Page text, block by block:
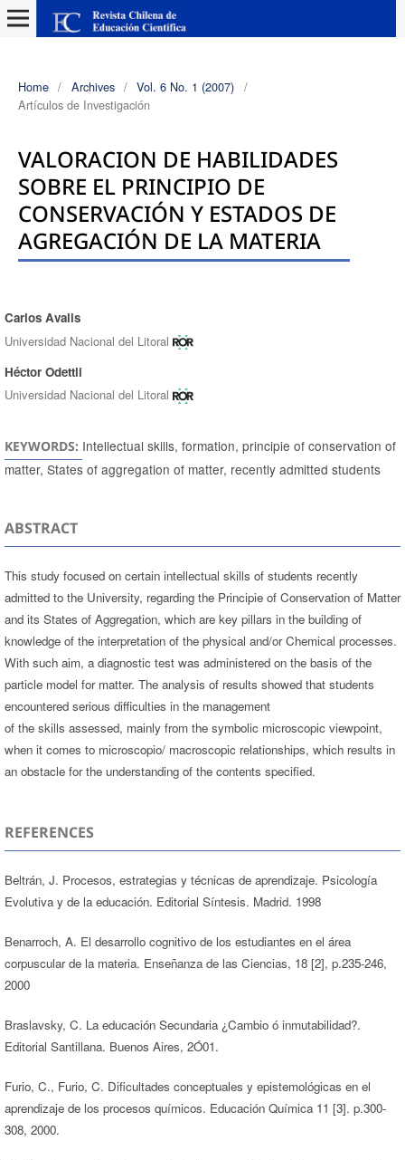
Home / Archives / Vol. 6 No. 1 (2007) /
Artículos de Investigación
VALORACION DE HABILIDADES
SOBRE EL PRINCIPIO DE
CONSERVACIÓN Y ESTADOS DE
AGREGACIÓN DE LA MATERIA
Authors
Carlos Avalis
Universidad Nacional del Litoral
Héctor Odettli
Universidad Nacional del Litoral
KEYWORDS: Intellectual skills, formation, principie of conservation of
matter, States of aggregation of matter, recently admitted students
ABSTRACT
This study focused on certain intellectual skills of students recently
admitted to the University, regarding the Principie of Conservation of Matter
and its States of Aggregation, which are key pillars in the building of
knowledge of the interpretation of the physical and/or Chemical processes.
With such aim, a diagnostic test was administered on the basis of the
particle model for matter. The analysis of results showed that students
encountered serious difficulties in the management
of the skills assessed, mainly from the symbolic microscopic viewpoint,
when it comes to microscopio/ macroscopic relationships, which results in
an obstacle for the understanding of the contents specified.
REFERENCES
Beltrán, J. Procesos, estrategias y técnicas de aprendizaje. Psicología
Evolutiva y de la educación. Editorial Síntesis. Madrid. 1998
Benarroch, A. El desarrollo cognitivo de los estudiantes en el área
corpuscular de la materia. Enseñanza de las Ciencias, 18 [2], p.235-246,
2000
Braslavsky, C. La educación Secundaria ¿Cambio ó inmutabilidad?.
Editorial Santillana. Buenos Aires, 2Ó01.
Furio, C., Furio, C. Dificultades conceptuales y epistemológicas en el
aprendizaje de los procesos químicos. Educación Química 11 [3]. p.300-
308, 2000.